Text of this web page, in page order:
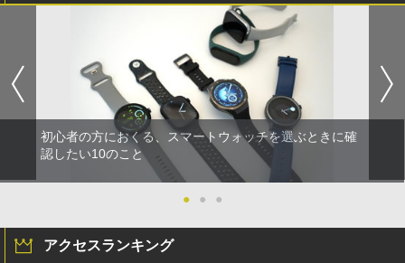
初心者の方におくる、スマートウォッチを選ぶときに確
認したい10のこと
● ● ●
アクセスランキング